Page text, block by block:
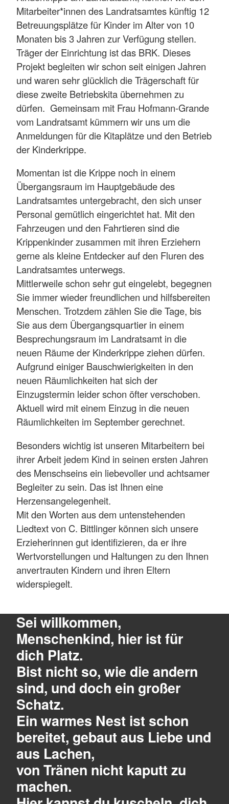
Mitarbeiter*innen des Landratsamtes künftig 12
Betreuungsplätze für Kinder im Alter von 10
Monaten bis 3 Jahren zur Verfügung stellen.
Träger der Einrichtung ist das BRK. Dieses
Projekt begleiten wir schon seit einigen Jahren
und waren sehr glücklich die Trägerschaft für
diese zweite Betriebskita übernehmen zu
dürfen. Gemeinsam mit Frau Hofmann-Grande
vom Landratsamt kümmern wir uns um die
Anmeldungen für die Kitaplätze und den Betrieb
der Kinderkrippe.
Momentan ist die Krippe noch in einem
Übergangsraum im Hauptgebäude des
Landratsamtes untergebracht, den sich unser
Personal gemütlich eingerichtet hat. Mit den
Fahrzeugen und den Fahrtieren sind die
Krippenkinder zusammen mit ihren Erziehern
gerne als kleine Entdecker auf den Fluren des
Landratsamtes unterwegs.
Mittlerweile schon sehr gut eingelebt, begegnen
Sie immer wieder freundlichen und hilfsbereiten
Menschen. Trotzdem zählen Sie die Tage, bis
Sie aus dem Übergangsquartier in einem
Besprechungsraum im Landratsamt in die
neuen Räume der Kinderkrippe ziehen dürfen.
Aufgrund einiger Bauschwierigkeiten in den
neuen Räumlichkeiten hat sich der
Einzugstermin leider schon öfter verschoben.
Aktuell wird mit einem Einzug in die neuen
Räumlichkeiten im September gerechnet.
Besonders wichtig ist unseren Mitarbeitern bei
ihrer Arbeit jedem Kind in seinen ersten Jahren
des Menschseins ein liebevoller und achtsamer
Begleiter zu sein. Das ist Ihnen eine
Herzensangelegenheit.
Mit den Worten aus dem untenstehenden
Liedtext von C. Bittlinger können sich unsere
Erzieherinnen gut identifizieren, da er ihre
Wertvorstellungen und Haltungen zu den Ihnen
anvertrauten Kindern und ihren Eltern
widerspiegelt.
Sei willkommen,
Menschenkind, hier ist für
dich Platz.
Bist nicht so, wie die andern
sind, und doch ein großer
Schatz.
Ein warmes Nest ist schon
bereitet, gebaut aus Liebe und
aus Lachen,
von Tränen nicht kaputt zu
machen.